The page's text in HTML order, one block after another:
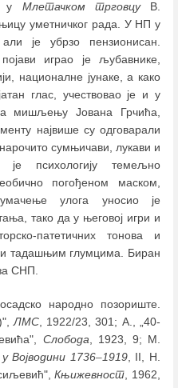
у Млетачком трговцуВ.
уметничког рада. У НП у
је убрзо пензионисан.
играо је љубавнике,
националне јунаке, а како
глас, учествовао је и у
мишљењу Јована Грчића,
највише су одговарали
сумњичави, лукави и
је психологију темељно
погођеном маском,
улога уносио је
тако да у његовој игри и
патетичних тонова и
тадашњим глумцима. Биран
СНП.
народно позориште.
ЛМС, 1922/23, 301; А., „40-
Слобода , 1923, 9; М.
Војводини 1736–1919, II, Н.
Књижевност , 1962,